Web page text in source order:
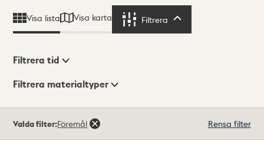
Visa lista Visa karta Filtrera
Visningsläge
Filtrera tid
Filtrera materialtyper
träffar
Valda filter:Föremål Rensa filter